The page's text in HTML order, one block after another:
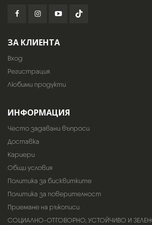
ЗА КЛИЕНТА
Вход
Регистрация
Любими продукти
ИНФОРМАЦИЯ
Често задавани въпроси
Доставка
Кариери
Общи условия
Политика за бисквитките
Политика за поверителност
Приемане на ръкописи
СОЦИАЛНО-ОТГОВОРНО, УСТОЙЧИВО И